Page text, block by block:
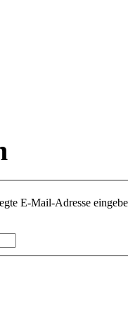
E-Mail-Adresse